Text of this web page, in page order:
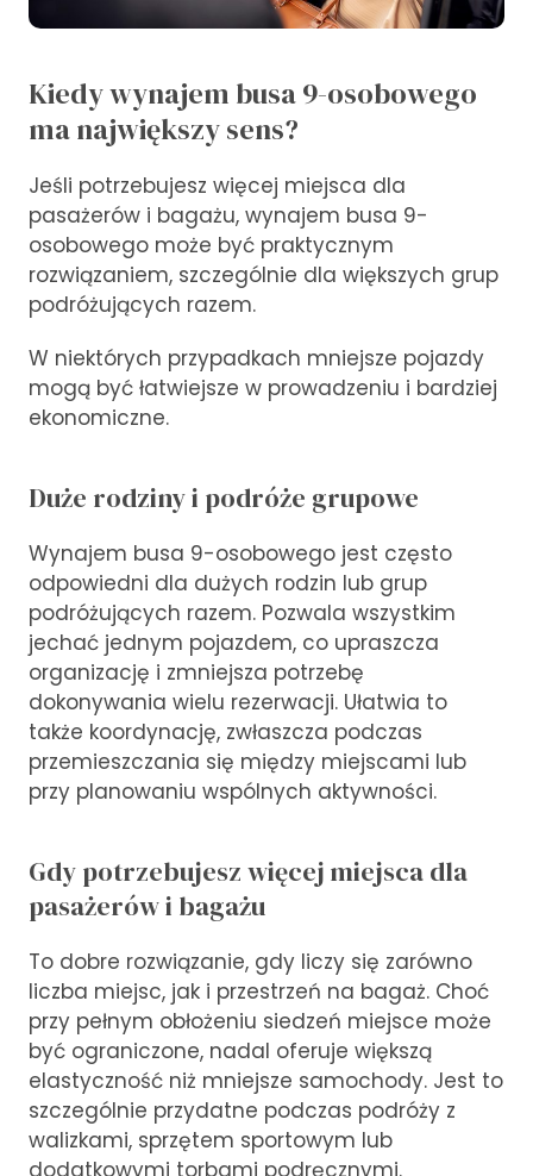
Kiedy wynajem busa 9-osobowego
ma największy sens?
Jeśli potrzebujesz więcej miejsca dla
pasażerów i bagażu, wynajem busa 9-
osobowego może być praktycznym
rozwiązaniem, szczególnie dla większych grup
podróżujących razem.
W niektórych przypadkach mniejsze pojazdy
mogą być łatwiejsze w prowadzeniu i bardziej
ekonomiczne.
Duże rodziny i podróże grupowe
Wynajem busa 9-osobowego jest często
odpowiedni dla dużych rodzin lub grup
podróżujących razem. Pozwala wszystkim
jechać jednym pojazdem, co upraszcza
organizację i zmniejsza potrzebę
dokonywania wielu rezerwacji. Ułatwia to
także koordynację, zwłaszcza podczas
przemieszczania się między miejscami lub
przy planowaniu wspólnych aktywności.
Gdy potrzebujesz więcej miejsca dla
pasażerów i bagażu
To dobre rozwiązanie, gdy liczy się zarówno
liczba miejsc, jak i przestrzeń na bagaż. Choć
przy pełnym obłożeniu siedzeń miejsce może
być ograniczone, nadal oferuje większą
elastyczność niż mniejsze samochody. Jest to
szczególnie przydatne podczas podróży z
walizkami, sprzętem sportowym lub
dodatkowymi torbami podręcznymi.